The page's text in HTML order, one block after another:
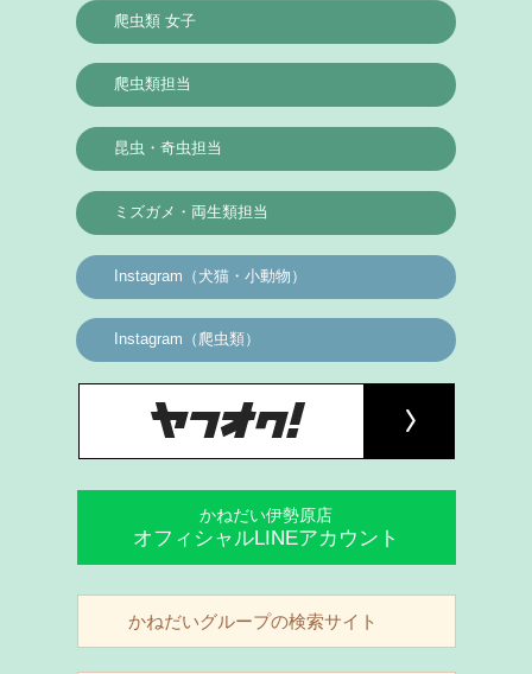
爬虫類 女子
爬虫類担当
昆虫・奇虫担当
ミズガメ・両生類担当
Instagram（犬猫・小動物）
Instagram（爬虫類）
かねだい伊勢原店
オフィシャルLINEアカウント
かねだいグループの検索サイト